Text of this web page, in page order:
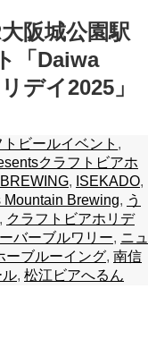
阪城公園駅
「Daiwa
デイ2025」
ビールイベント ,
クラフトビアホ
, ISEKADO,
Mountain Brewing, う
, クラフトビアホリデ
バーブルワリー, ニュ
ーブルーイング, 南信
ル, 松江ビアへるん